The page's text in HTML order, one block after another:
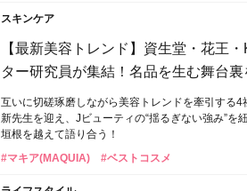
スキンケア
【最新美容トレンド】資生堂・花王
ター研究員が集結！名品を生む舞台裏
互いに切磋琢磨しながら美容トレンドを牽引する
新先生を迎え、Jビューティの“揺るぎない強み”を
垣根を越えて語り合う！
#マキア(MAQUIA)
#ベストコスメ